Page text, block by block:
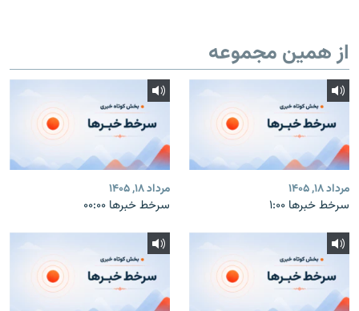
از همین مجموعه
مرداد ۱۸, ۱۴۰۵
سرخط خبرها ۱:۰۰
مرداد ۱۸, ۱۴۰۵
سرخط خبرها ۰۰:۰۰